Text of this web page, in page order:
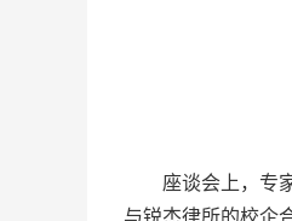
座谈会上，专
与锐杰律所的校企